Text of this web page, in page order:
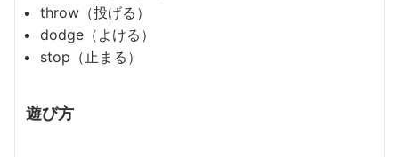
throw（投げる）
dodge（よける）
stop（止まる）
遊び方